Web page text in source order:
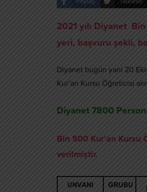
2021 yılı Diyanet
yeri, başvuru şekli,
Diyanet bugün yani 20
Kur’an Kursu Öğreticisi
Diyanet 7800
Bin 500 Kur’an Kursu
verilmiştir.